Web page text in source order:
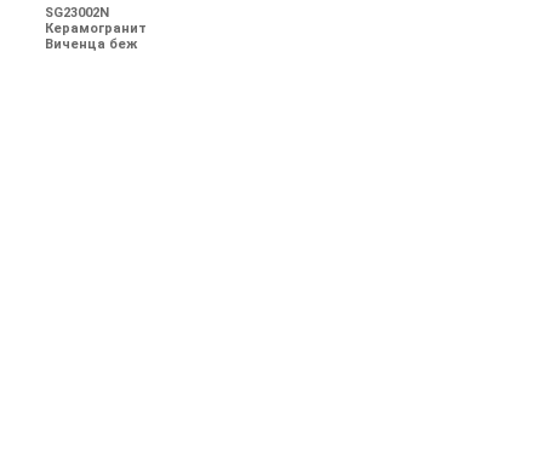
SG23002N
Керамогранит
Виченца беж